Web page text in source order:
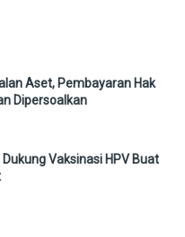
Aset, Pembayaran Hak
Dipersoalkan
Vaksinasi HPV Buat